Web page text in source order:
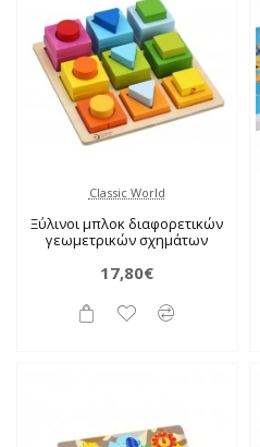
Classic World
Ξύλινοι μπλοκ διαφορετικών
γεωμετρικών σχημάτων
17,80€